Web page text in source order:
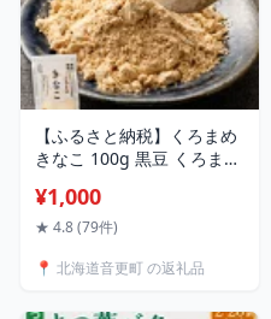
【ふるさと納税】くろまめ
きなこ 100g 黒豆 くろまめ
いず 豆 まめ お豆 いわいく
ろ 光黒 常温 北海道 音更町
¥1,000
★ 4.8 (79件)
📍 北海道音更町 の返礼品